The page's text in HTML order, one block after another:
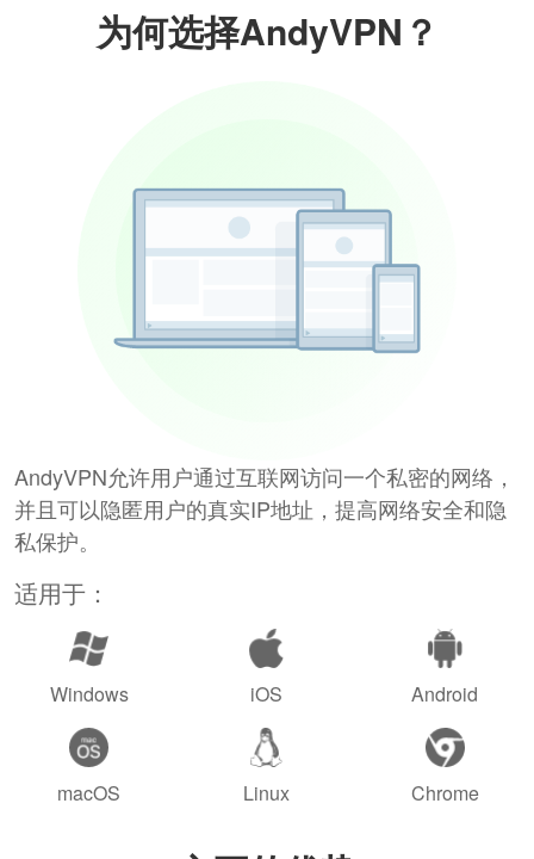
为何选择AndyVPN？
AndyVPN允许用户通过互联网访问一个私密的网络，
并且可以隐匿用户的真实IP地址，提高网络安全和隐
私保护。
适用于：
Windows iOS Android
macOS Linux Chrome